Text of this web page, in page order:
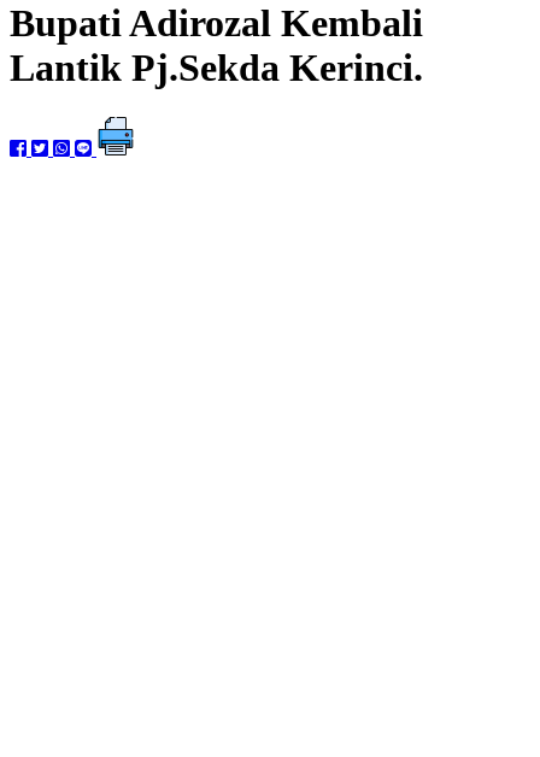
Bupati Adirozal Kembali
Lantik Pj.Sekda Kerinci.